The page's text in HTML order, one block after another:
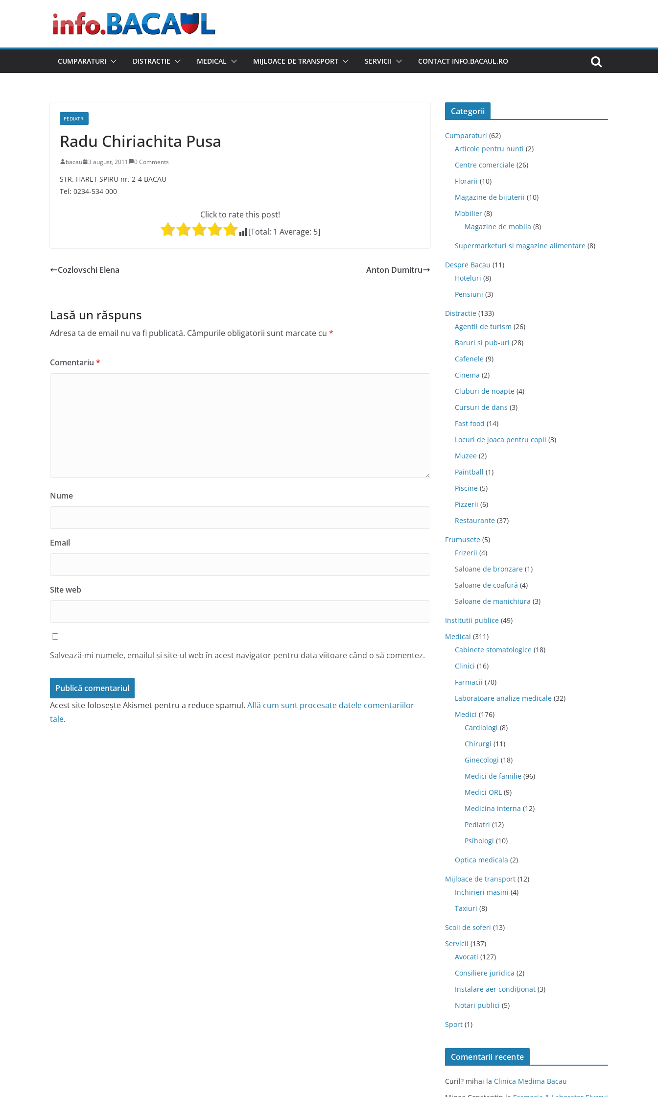
CUMPARATURI DISTRACTIE MEDICAL MIJLOACE DE TRANSPORT SERVICII CONTACT INFO.BACAUL.RO
PEDIATRI
Radu Chiriachita Pusa
bacau 3 august, 2011 0 Comments
STR. HARET SPIRU nr. 2-4 BACAU
Tel: 0234-534 000
Click to rate this post!
[Total: 1 Average: 5]
Cozlovschi Elena Anton Dumitru
Lasă un răspuns
Adresa ta de email nu va fi publicată. Câmpurile obligatorii sunt marcate cu *
Comentariu *
Nume
Email
Site web
Salvează-mi numele, emailul și site-ul web în acest navigator pentru data viitoare când o să comentez.
Acest site folosește Akismet pentru a reduce spamul. Află cum sunt procesate datele comentariilor
tale.
Categorii
Cumparaturi (62)
Articole pentru nunti (2)
Centre comerciale (26)
Florarii (10)
Magazine de bijuterii (10)
Mobilier (8)
Magazine de mobila (8)
Supermarketuri si magazine alimentare (8)
Despre Bacau (11)
Hoteluri (8)
Pensiuni (3)
Distractie (133)
Agentii de turism (26)
Baruri si pub-uri (28)
Cafenele (9)
Cinema (2)
Cluburi de noapte (4)
Cursuri de dans (3)
Fast food (14)
Locuri de joaca pentru copii (3)
Muzee (2)
Paintball (1)
Piscine (5)
Pizzerii (6)
Restaurante (37)
Frumusete (5)
Frizerii (4)
Saloane de bronzare (1)
Saloane de coafură (4)
Saloane de manichiura (3)
Institutii publice (49)
Medical (311)
Cabinete stomatologice (18)
Clinici (16)
Farmacii (70)
Laboratoare analize medicale (32)
Medici (176)
Cardiologi (8)
Chirurgi (11)
Ginecologi (18)
Medici de familie (96)
Medici ORL (9)
Medicina interna (12)
Pediatri (12)
Psihologi (10)
Optica medicala (2)
Mijloace de transport (12)
Inchirieri masini (4)
Taxiuri (8)
Scoli de soferi (13)
Servicii (137)
Avocati (127)
Consiliere juridica (2)
Instalare aer condiționat (3)
Notari publici (5)
Sport (1)
Comentarii recente
Curil? mihai la Clinica Medima Bacau